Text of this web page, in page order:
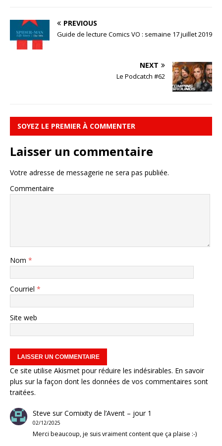
PREVIOUS
Guide de lecture Comics VO : semaine 17 juillet 2019
NEXT
Le Podcatch #62
SOYEZ LE PREMIER À COMMENTER
Laisser un commentaire
Votre adresse de messagerie ne sera pas publiée.
Commentaire
Nom *
Courriel *
Site web
Ce site utilise Akismet pour réduire les indésirables. En savoir
plus sur la façon dont les données de vos commentaires sont
traitées.
Steve surComixity de l’Avent – jour 1
02/12/2025
Merci beaucoup, je suis vraiment content que ça plaise :-)